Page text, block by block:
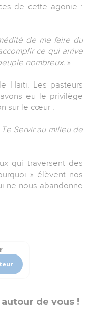
de cette agonie :
de me faire du
ce qui arrive
nombreux. »
Les pasteurs
eu le privilège
sur le cœur :
Servir au milieu de
qui traversent des
» élèvent nos
ne nous abandonne
de vous !